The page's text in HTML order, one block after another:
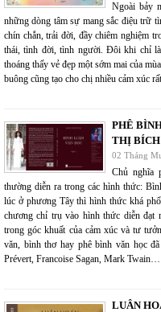
Ngoài bảy
những dòng tâm sự mang sắc điệu trữ
chín chắn, trải đời, đầy chiêm nghiệm
thái, tình đời, tình người. Đôi khi chỉ
thoáng thấy vẻ đẹp một sớm mai của
buông cũng tạo cho chị nhiều cảm xúc
PHÊ
THỊ
02 Tháng
Chủ nghĩa
thường diễn ra trong các hình thức:
lúc ở phương Tây thì hình thức khá
chương chỉ trụ vào hình thức diễn đạt
trong góc khuất của cảm xúc và tư
văn, bình thơ hay phê bình văn học
Prévert, Francoise Sagan, Mark
LUÂN